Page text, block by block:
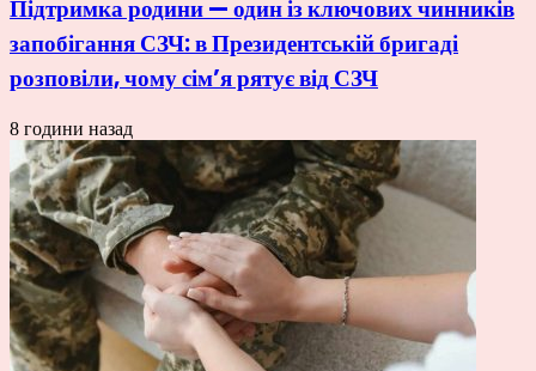
Підтримка родини — один із ключових чинників
запобігання СЗЧ: в Президентській бригаді
розповіли, чому сім’я рятує від СЗЧ
8 години назад